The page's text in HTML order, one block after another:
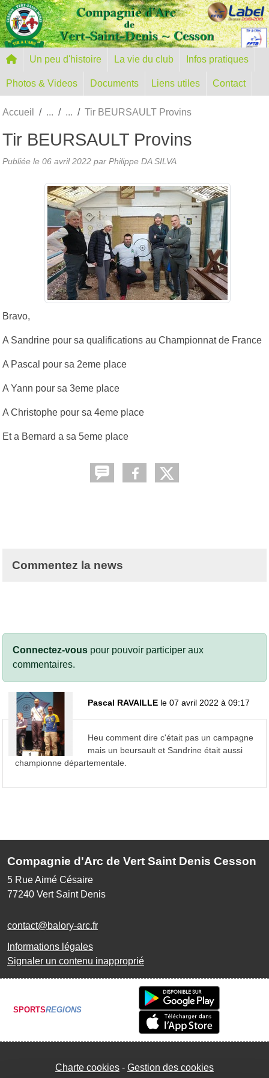
Un peu d'histoire La vie du club Infos pratiques
Photos & Videos Documents Liens utiles Contact
Accueil Tir BEURSAULT Provins
Tir BEURSAULT Provins
Publiée le 06 avril 2022 par Philippe DA SILVA
Bravo,
A Sandrine pour sa qualifications au Championnat de France
A Pascal pour sa 2eme place
A Yann pour sa 3eme place
A Christophe pour sa 4eme place
Et a Bernard a sa 5eme place
Commentez la news
Connectez-vous pour pouvoir participer aux
commentaires.
Pascal RAVAILLE le 07 avril 2022 à 09:17
Heu comment dire c'était pas un campagne
mais un beursault et Sandrine était aussi
championne départementale.
Compagnie d'Arc de Vert Saint Denis Cesson
5 Rue Aimé Césaire
77240 Vert Saint Denis
contact@balory-arc.fr
Informations légales
Signaler un contenu inapproprié
SPORTSREGIONS
Charte cookies Gestion des cookies
Panneau de gestion des cookies